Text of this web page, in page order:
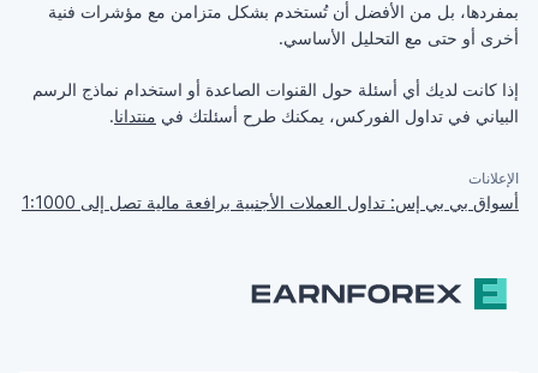
بمفردها، بل من الأفضل أن تُستخدم بشكل متزامن مع مؤشرات فنية
أخرى أو حتى مع التحليل الأساسي.
إذا كانت لديك أي أسئلة حول القنوات الصاعدة أو استخدام نماذج الرسم
البياني في تداول الفوركس، يمكنك طرح أسئلتك في منتدانا.
الإعلانات
أسواق بي بي إس: تداول العملات الأجنبية برافعة مالية تصل إلى 1:1000